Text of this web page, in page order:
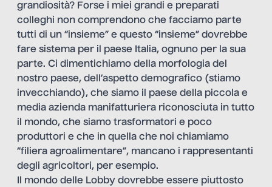
grandiosità? Forse i miei grandi e preparati
colleghi non comprendono che facciamo parte
tutti di un “insieme” e questo “insieme” dovrebbe
fare sistema per il paese Italia, ognuno per la sua
parte. Ci dimentichiamo della morfologia del
nostro paese, dell’aspetto demografico (stiamo
invecchiando), che siamo il paese della piccola e
media azienda manifatturiera riconosciuta in tutto
il mondo, che siamo trasformatori e poco
produttori e che in quella che noi chiamiamo
“filiera agroalimentare”, mancano i rappresentanti
degli agricoltori, per esempio.
Il mondo delle Lobby dovrebbe essere piuttosto